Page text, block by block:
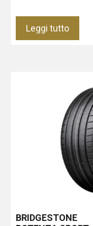
Leggi tutto
BRIDGESTONE